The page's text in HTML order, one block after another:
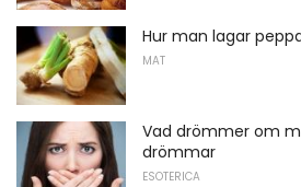
Hur man lagar
MAT
Vad drömmer om
drömmar
ESOTERICA